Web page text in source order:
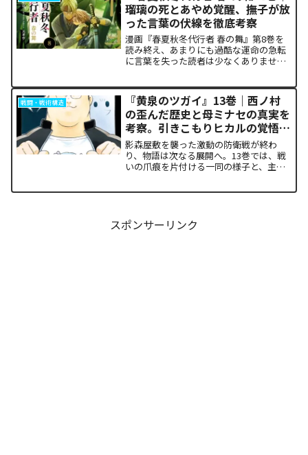
瑠璃の死とあやめ覚醒、撫子が放
った言葉の伏線を徹底考察
漫画『春夏秋冬代行者 春の舞』第8巻を
読み終え、あまりにも過酷な運命の急転
に言葉を失った読者は少なくありませ
の突然の覚醒、割って入るように秋の代
行者・撫子が残した意味深...
戦闘・戦術構造
『黄泉のツガイ』13巻｜西ノ村
の歪んだ歴史と母ミナセの真実を
考察。引きこもりヒカルの覚悟に
震える理由
影森屋敷を襲った激動の防衛戦が終わ
り、物語は次なる展開へ。13巻では、戦
いの爪痕を片付ける一同の様子と、主人
スポンサーリンク